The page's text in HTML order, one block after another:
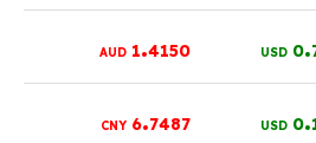
0.
USD
1.4150
AUD
0.
USD
6.7487
CNY